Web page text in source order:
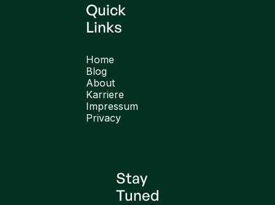
Quick
Links
Home
Blog
About
Karriere
Impressum
Privacy
Stay
Tuned